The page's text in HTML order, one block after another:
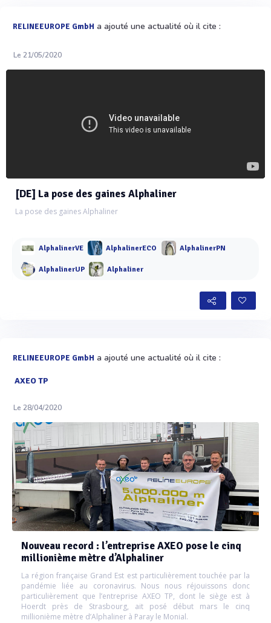
RELINEEUROPE GmbH a ajouté une actualité où il cite :
Le 21/05/2020
[DE] La pose des gaines Alphaliner
La pose des gaines Alphaliner
AlphalinerVE AlphalinerECO AlphalinerPN
AlphalinerUP Alphaliner
RELINEEUROPE GmbH a ajouté une actualité où il cite :
AXEO TP
Le 28/04/2020
Nouveau record : l’entreprise AXEO pose le cinq
millionième mètre d’Alphaliner
La région française Grand Est est particulièrement touchée par la
pandémie liée au coronavirus. Nous nous réjouissons donc
particulièrement que l’entreprise AXEO TP, dont le siège est à
Hoerdt près de Strasbourg, ait posé début mars le cinq
millionième mètre d’Alphaliner à Paray le Monial.